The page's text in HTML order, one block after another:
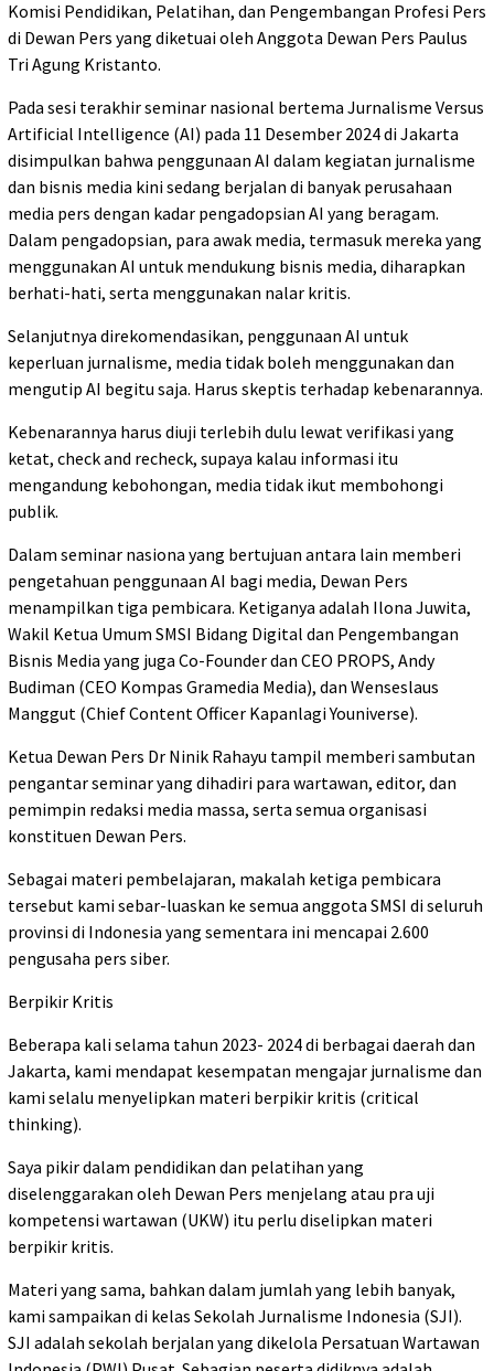
Komisi Pendidikan, Pelatihan, dan Pengembangan Profesi Pers
di Dewan Pers yang diketuai oleh Anggota Dewan Pers Paulus
Tri Agung Kristanto.
Pada sesi terakhir seminar nasional bertema Jurnalisme Versus
Artificial Intelligence (AI) pada 11 Desember 2024 di Jakarta
disimpulkan bahwa penggunaan AI dalam kegiatan jurnalisme
dan bisnis media kini sedang berjalan di banyak perusahaan
media pers dengan kadar pengadopsian AI yang beragam.
Dalam pengadopsian, para awak media, termasuk mereka yang
menggunakan AI untuk mendukung bisnis media, diharapkan
berhati-hati, serta menggunakan nalar kritis.
Selanjutnya direkomendasikan, penggunaan AI untuk
keperluan jurnalisme, media tidak boleh menggunakan dan
mengutip AI begitu saja. Harus skeptis terhadap kebenarannya.
Kebenarannya harus diuji terlebih dulu lewat verifikasi yang
ketat, check and recheck, supaya kalau informasi itu
mengandung kebohongan, media tidak ikut membohongi
publik.
Dalam seminar nasiona yang bertujuan antara lain memberi
pengetahuan penggunaan AI bagi media, Dewan Pers
menampilkan tiga pembicara. Ketiganya adalah Ilona Juwita,
Wakil Ketua Umum SMSI Bidang Digital dan Pengembangan
Bisnis Media yang juga Co-Founder dan CEO PROPS, Andy
Budiman (CEO Kompas Gramedia Media), dan Wenseslaus
Manggut (Chief Content Officer Kapanlagi Youniverse).
Ketua Dewan Pers Dr Ninik Rahayu tampil memberi sambutan
pengantar seminar yang dihadiri para wartawan, editor, dan
pemimpin redaksi media massa, serta semua organisasi
konstituen Dewan Pers.
Sebagai materi pembelajaran, makalah ketiga pembicara
tersebut kami sebar-luaskan ke semua anggota SMSI di seluruh
provinsi di Indonesia yang sementara ini mencapai 2.600
pengusaha pers siber.
Berpikir Kritis
Beberapa kali selama tahun 2023- 2024 di berbagai daerah dan
Jakarta, kami mendapat kesempatan mengajar jurnalisme dan
kami selalu menyelipkan materi berpikir kritis (critical
thinking).
Saya pikir dalam pendidikan dan pelatihan yang
diselenggarakan oleh Dewan Pers menjelang atau pra uji
kompetensi wartawan (UKW) itu perlu diselipkan materi
berpikir kritis.
Materi yang sama, bahkan dalam jumlah yang lebih banyak,
kami sampaikan di kelas Sekolah Jurnalisme Indonesia (SJI).
SJI adalah sekolah berjalan yang dikelola Persatuan Wartawan